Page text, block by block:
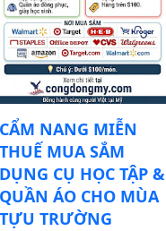
CẨM NANG MIỄN
THUẾ MUA SẮM
DỤNG CỤ HỌC TẬP &
QUẦN ÁO CHO MÙA
TỰU TRƯỜNG